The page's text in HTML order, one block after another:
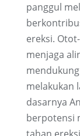
panggul
ereksi.
menjaga
melakukan
dasarnya
berpotensi